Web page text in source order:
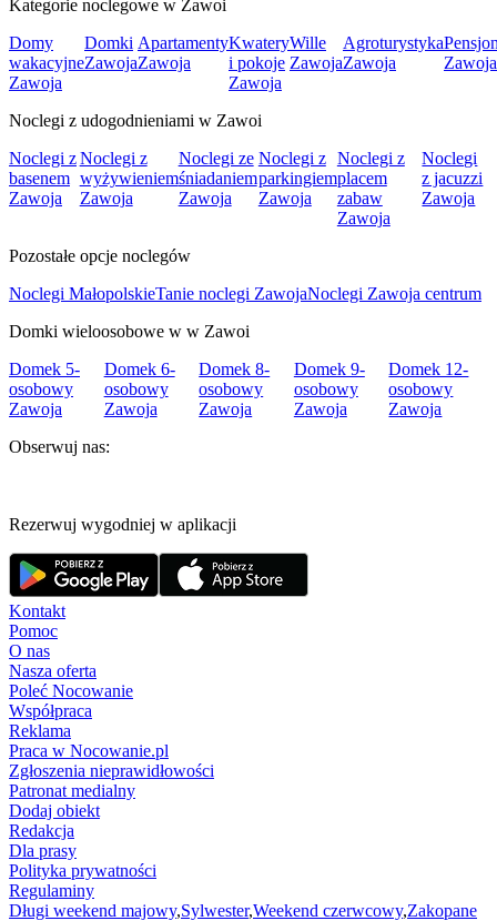
Kategorie noclegowe w Zawoi
Domy
wakacyjne
Zawoja
Domki
Zawoja
Apartamenty
Zawoja
Kwatery
i pokoje
Zawoja
Wille
Zawoja
Agroturystyka
Zawoja
Zawoja
Noclegi z udogodnieniami w Zawoi
Noclegi z
basenem
Zawoja
Noclegi z
wyżywieniem
Zawoja
Noclegi ze
śniadaniem
Zawoja
Noclegi z
parkingiem
Zawoja
Noclegi z
placem
zabaw
Zawoja
Noclegi
z jacuzzi
Zawoja
Pozostałe opcje noclegów
Noclegi MałopolskieTanie noclegi ZawojaNoclegi Zawoja centrum
Domki wieloosobowe w w Zawoi
Domek 5-
osobowy
Zawoja
Domek 6-
osobowy
Zawoja
Domek 8-
osobowy
Zawoja
Domek 9-
osobowy
Zawoja
Domek 12-
osobowy
Zawoja
Obserwuj nas:
Rezerwuj wygodniej w aplikacji
Kontakt
Pomoc
O nas
Nasza oferta
Poleć Nocowanie
Współpraca
Reklama
Praca w Nocowanie.pl
Zgłoszenia nieprawidłowości
Patronat medialny
Dodaj obiekt
Redakcja
Dla prasy
Polityka prywatności
Regulaminy
Długi weekend majowy,Sylwester,Weekend czerwcowy,Zakopane